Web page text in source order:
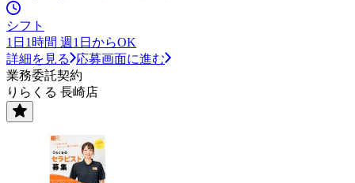
シフト
1日1時間 週1日からOK
詳細を見る
応募画面に進む
業務委託契約
りらくる 長崎店